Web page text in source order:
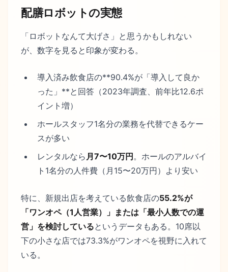
配膳ロボットの実態
「ロボットなんて大げさ」と思うかもしれない
が、数字を見ると印象が変わる。
導入済み飲食店の**90.4%が「導入して良か
った」**と回答（2023年調査、前年比12.6ポ
イント増）
ホールスタッフ1名分の業務を代替できるケー
スが多い
レンタルなら 月7〜10万円 。ホールのアルバイ
ト1名分の人件費（月15〜20万円）より安い
特に、新規出店を考えている飲食店の55.2%が
「ワンオペ（1人営業）」または「最小人数での運
営」を検討しているというデータもある。10席以
下の小さな店では73.3%がワンオペを視野に入れて
いる。